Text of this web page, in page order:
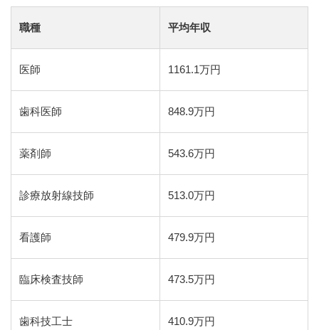
職種 平均年収
医師 1161.1万円
歯科医師 848.9万円
薬剤師 543.6万円
診療放射線技師 513.0万円
看護師 479.9万円
臨床検査技師 473.5万円
歯科技工士 410.9万円